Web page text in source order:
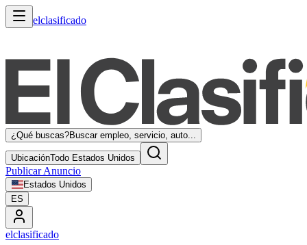
elclasificado
¿Qué buscas?Buscar empleo, servicio, auto...
UbicaciónTodo Estados Unidos
Publicar Anuncio
Estados Unidos
ES
elclasificado